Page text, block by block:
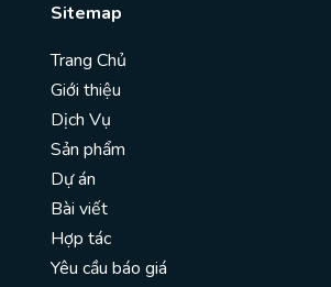
Sitemap
Trang Chủ
Giới thiệu
Dịch Vụ
Sản phẩm
Dự án
Bài viết
Hợp tác
Yêu cầu báo giá